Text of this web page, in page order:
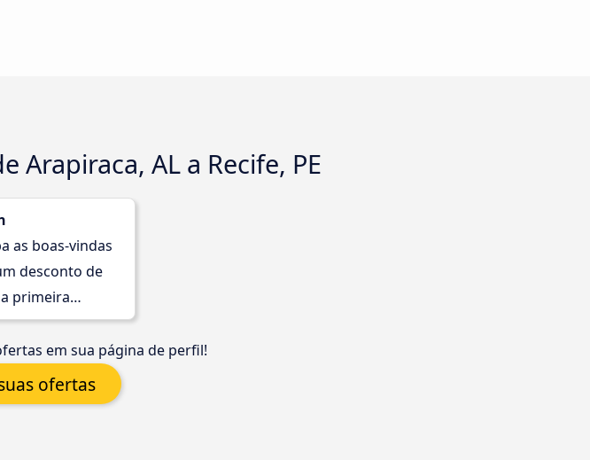
Arapiraca, AL a Recife, PE
as boas-vindas
desconto de
primeira
em sua página de perfil!
ofertas